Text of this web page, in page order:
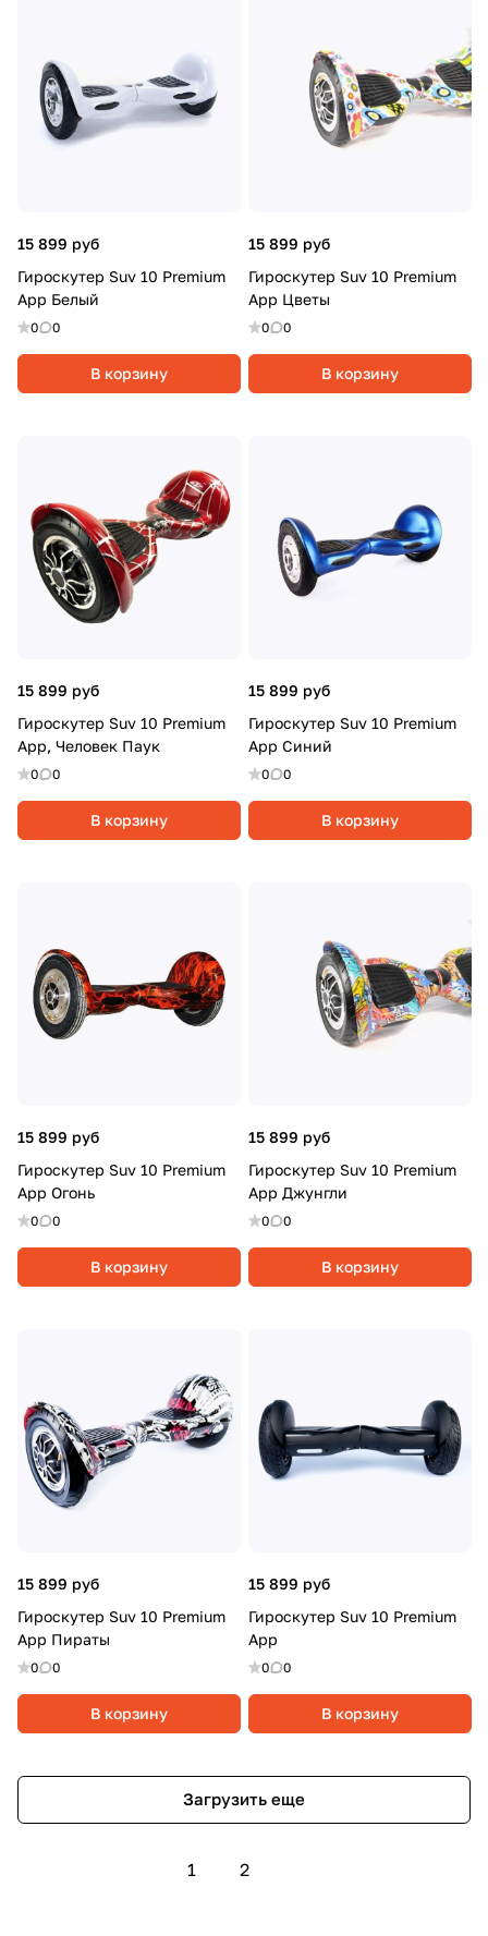
15 899 руб
Гироскутер Suv 10 Premium
App Белый
0 0
В корзину
15 899 руб
Гироскутер Suv 10 Premium
App Цветы
0 0
В корзину
15 899 руб
Гироскутер Suv 10 Premium
App, Человек Паук
0 0
В корзину
15 899 руб
Гироскутер Suv 10 Premium
App Синий
0 0
В корзину
15 899 руб
Гироскутер Suv 10 Premium
App Огонь
0 0
В корзину
15 899 руб
Гироскутер Suv 10 Premium
App Джунгли
0 0
В корзину
15 899 руб
Гироскутер Suv 10 Premium
App Пираты
0 0
В корзину
15 899 руб
Гироскутер Suv 10 Premium
App
0 0
В корзину
Загрузить еще
1 2